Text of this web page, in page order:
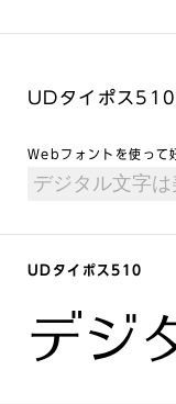
UDタイポス
Webフォントを使って
UDタイポス510
デジ